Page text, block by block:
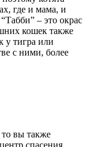
где и мама, и
– это окрас
кошек также
у тигра или
с ними, более
вы также
спасения